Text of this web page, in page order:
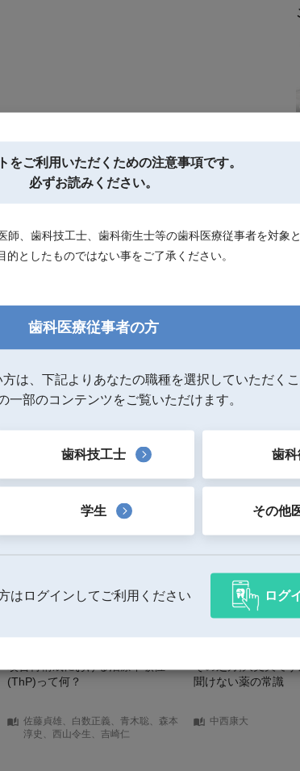
書籍一覧へ戻る
咬合再構成における治療下顎位
(ThP)って何？
佐藤貞雄、白数正義、青木聡、森本
淳史、西山令生、吉崎仁
その処方,大丈夫で
聞けない薬の常識
中西康大
をご利用いただくための注意事項です。
必ずお読みください。
師、歯科技工士、歯科衛生士等の歯科医療従事者を対象
としたものではない事をご了承ください。
歯科医療従事者の方
は、下記よりあなたの職種を選択していただく
一部のコンテンツをご覧いただけます。
歯科技工士 歯
学生 その他
はログインしてご利用ください ログ